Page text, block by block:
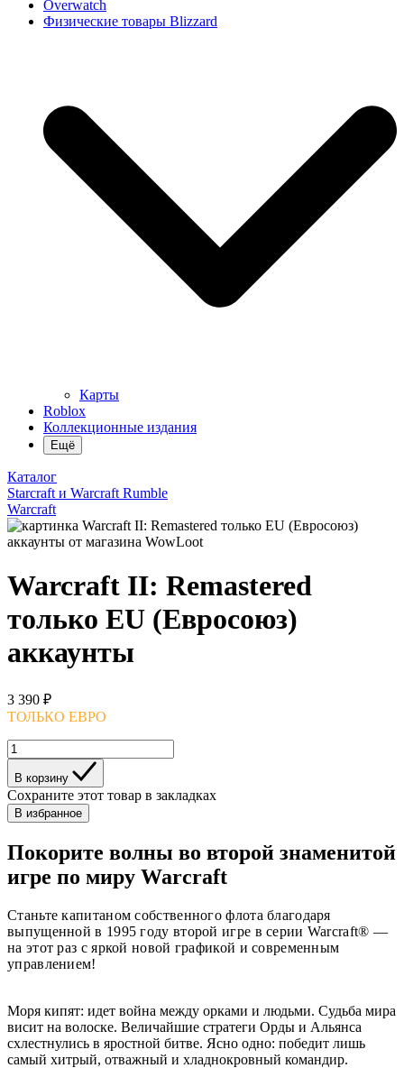
Overwatch
Физические товары Blizzard
Карты
Roblox
Коллекционные издания
Ещё
Каталог
Starcraft и Warcraft Rumble
Warcraft
Warcraft II: Remastered
только EU (Евросоюз)
аккаунты
3 390 ₽
ТОЛЬКО ЕВРО
В корзину
Сохраните этот товар в закладках
В избранное
Покорите волны во второй знаменитой
игре по миру Warcraft
Станьте капитаном собственного флота благодаря
выпущенной в 1995 году второй игре в серии Warcraft® —
на этот раз с яркой новой графикой и современным
управлением!
Моря кипят: идет война между орками и людьми. Судьба мира
висит на волоске. Величайшие стратеги Орды и Альянса
схлестнулись в яростной битве. Ясно одно: победит лишь
самый хитрый, отважный и хладнокровный командир.